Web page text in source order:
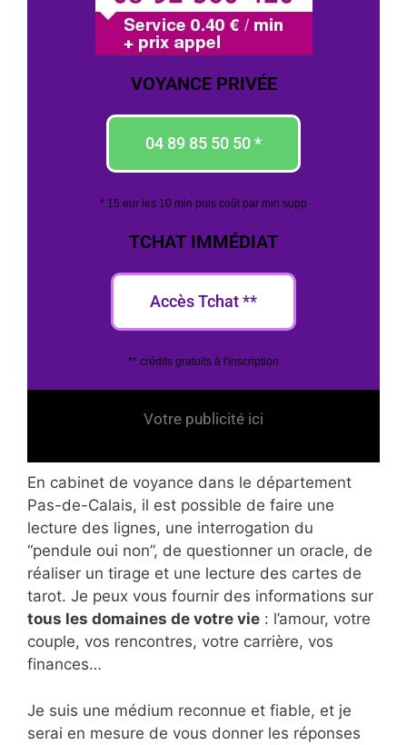
VOYANCE PRIVÉE
04 89 85 50 50 *
* 15 eur les 10 min puis coût par min supp
TCHAT IMMÉDIAT
Accès Tchat **
** crédits gratuits à l'inscription
Votre publicité ici
En cabinet de voyance dans le département
Pas-de-Calais, il est possible de faire une
lecture des lignes, une interrogation du
“pendule oui non”, de questionner un oracle, de
réaliser un tirage et une lecture des cartes de
tarot. Je peux vous fournir des informations sur
tous les domaines de votre vie : l’amour, votre
couple, vos rencontres, votre carrière, vos
finances…
Je suis une médium reconnue et fiable, et je
serai en mesure de vous donner les réponses